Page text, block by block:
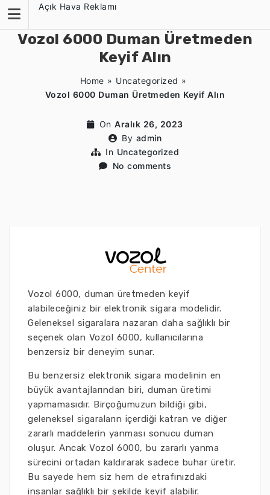
content
Açık Hava Reklamı
Vozol 6000 Duman Üretmeden
Keyif Alın
Home » Uncategorized »
Vozol 6000 Duman Üretmeden Keyif Alın
On Aralık 26, 2023
By admin
In Uncategorized
No comments
Vozol 6000, duman üretmeden keyif
alabileceğiniz bir elektronik sigara modelidir.
Geleneksel sigaralara nazaran daha sağlıklı bir
seçenek olan Vozol 6000, kullanıcılarına
benzersiz bir deneyim sunar.
Bu benzersiz elektronik sigara modelinin en
büyük avantajlarından biri, duman üretimi
yapmamasıdır. Birçoğumuzun bildiği gibi,
geleneksel sigaraların içerdiği katran ve diğer
zararlı maddelerin yanması sonucu duman
oluşur. Ancak Vozol 6000, bu zararlı yanma
sürecini ortadan kaldırarak sadece buhar üretir.
Bu sayede hem siz hem de etrafınızdaki
insanlar sağlıklı bir şekilde keyif alabilir.